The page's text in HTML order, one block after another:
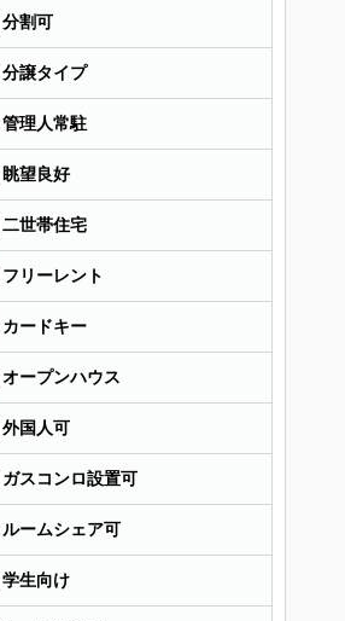
分割可
分譲タイプ
管理人常駐
眺望良好
二世帯住宅
フリーレント
カードキー
オープンハウス
外国人可
ガスコンロ設置可
ルームシェア可
学生向け